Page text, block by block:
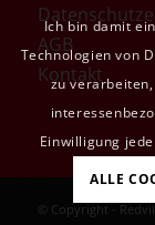
AGB
Kontakt
© Copyright -
Ich bin damit
Technologien von
zu
Einwilligung
ALLE